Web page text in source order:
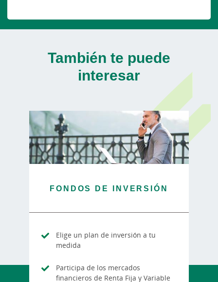
También te puede
interesar
FONDOS DE INVERSIÓN
Elige un plan de inversión a tu
medida
Participa de los mercados
financieros de Renta Fija y Variable